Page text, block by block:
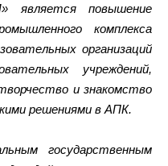
является повышение
комплекса
организаций
учреждений,
и знакомство
решениями в АПК.
государственным